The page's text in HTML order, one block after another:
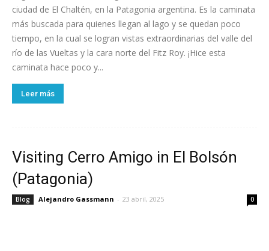
ciudad de El Chaltén, en la Patagonia argentina. Es la caminata
más buscada para quienes llegan al lago y se quedan poco
tiempo, en la cual se logran vistas extraordinarias del valle del
río de las Vueltas y la cara norte del Fitz Roy. ¡Hice esta
caminata hace poco y...
Leer más
Visiting Cerro Amigo in El Bolsón
(Patagonia)
Blog Alejandro Gassmann - 23 abril, 2025 0